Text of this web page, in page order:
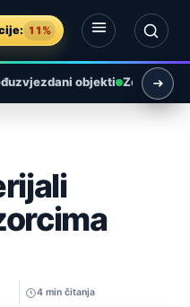
11%
objekti Zemlja i
4 min čitanja